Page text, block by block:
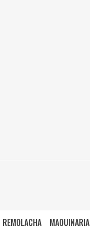
REMOLACHA MAQUINARIA